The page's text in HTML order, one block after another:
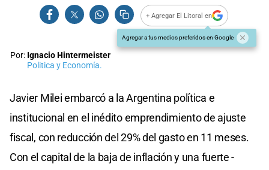
+ Agregar El Litoral en
Agregar a tus medios preferidos en Google
Por: Ignacio Hintermeister
Politica y Economía.
Javier Milei embarcó a la Argentina política e
institucional en el inédito emprendimiento de ajuste
fiscal, con reducción del 29% del gasto en 11 meses.
Con el capital de la baja de inflación y una fuerte -